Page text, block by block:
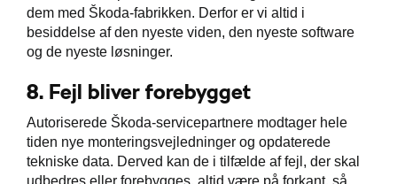
dem med Škoda-fabrikken. Derfor er vi altid i
besiddelse af den nyeste viden, den nyeste software
og de nyeste løsninger.
8. Fejl bliver forebygget
Autoriserede Škoda-servicepartnere modtager hele
tiden nye monteringsvejledninger og opdaterede
tekniske data. Derved kan de i tilfælde af fejl, der skal